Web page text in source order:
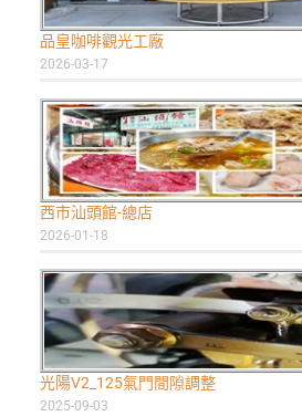
品皇咖啡觀光工廠
2026-03-17
西市汕頭館-總店
2026-01-18
光陽V2_125氣門間隙調整
2025-09-03